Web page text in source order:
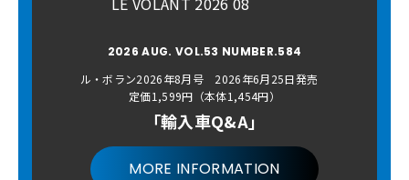
2026 AUG. VOL.53 NUMBER.584
ル・ボラン2026年8月号 2026年6月25日発売
定価1,599円（本体1,454円）
「輸入車Q&A」
MORE INFORMATION